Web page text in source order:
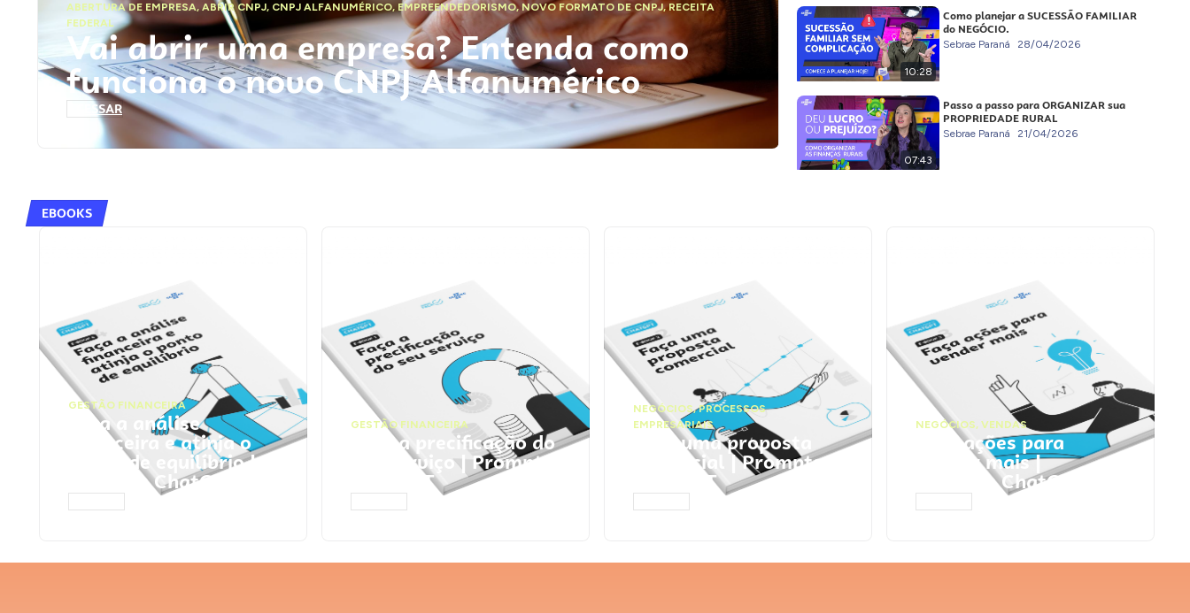
ABERTURA DE EMPRESA,ABRIR CNPJ, CNPJ ALFANUMÉRICO, EMPREENDEDORISMO,NOVO FORMATO DE CNPJ,RECEITA
FEDERAL
Vai abrir uma empresa? Entenda como
funciona o novo CNPJ Alfanumérico
ACESSAR
10:28
Como planejar a SUCESSÃO FAMILIAR
do NEGÓCIO.
Sebrae Paraná 28/04/2026
07:43
Passo a passo para ORGANIZAR sua
PROPRIEDADE RURAL
Sebrae Paraná 21/04/2026
EBOOKS
GESTÃO FINANCEIRA
Faça a análise
financeira e atinja o
ponto de equilíbrio |
Prompts ChatGPT
GESTÃO FINANCEIRA
Faça a precificação do
seu serviço | Prompts
ChatGPT
NEGÓCIOS,PROCESSOS
EMPRESARIAIS
Faça uma proposta
comercial | Prompts
ChatGPT
NEGÓCIOS, VENDAS
Faça ações para
vender mais |
Prompts ChatGPT